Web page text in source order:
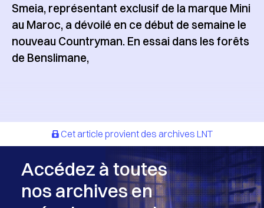
Smeia, représentant exclusif de la marque Mini
au Maroc, a dévoilé en ce début de semaine le
nouveau Countryman. En essai dans les forêts
de Benslimane,
Cet article provient des archives LNT
Accédez à toutes
nos archives en